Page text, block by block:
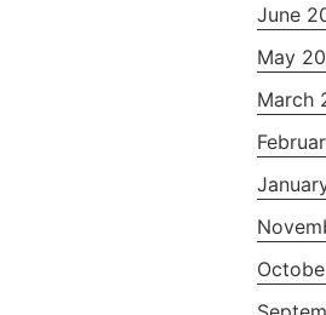
June
May
March